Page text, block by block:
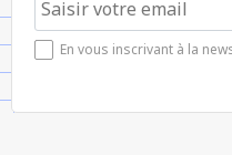
En vous inscrivant à la